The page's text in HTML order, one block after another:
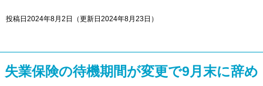
投稿日2024年8月2日 （更新日2024年8月23日）
失業保険の待機期間が変更で9月末に辞め